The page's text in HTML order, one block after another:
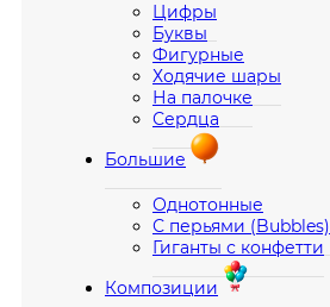
Цифры
Буквы
Фигурные
Ходячие шары
На палочке
Сердца
Большие
Однотонные
С перьями (Bubbles)
Гиганты с конфетти
Композиции